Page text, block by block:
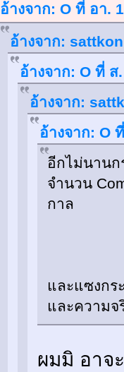
อ้างจาก: O ที่ อา.
อ้างจาก:
อ้างจาก: O ที่ ส
อ้างจาก:
อ้างจาก: O
อีกไม่นานก
จำนวน
กาล
และแซงกร
และความจ
ผมมิ อาจ